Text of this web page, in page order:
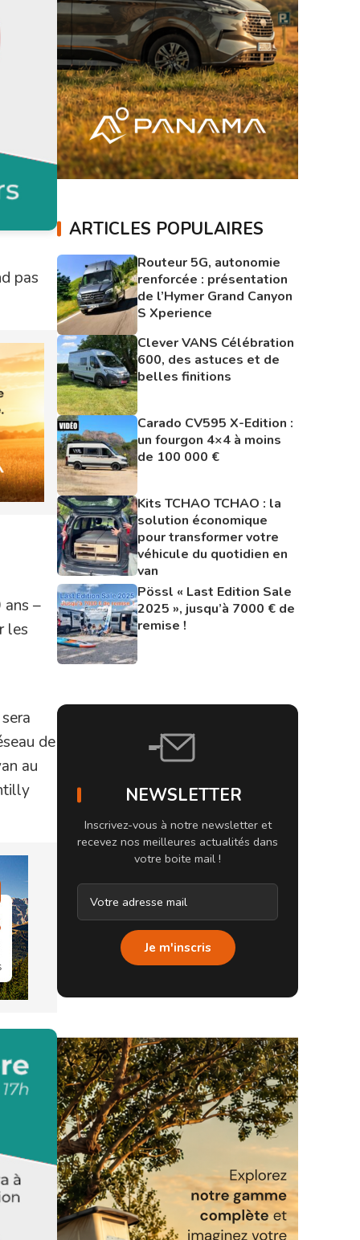
pas
ans –
les
de
au
ARTICLES POPULAIRES
Routeur 5G, autonomie
renforcée : présentation
de l’Hymer Grand Canyon
S Xperience
Clever VANS Célébration
600, des astuces et de
belles finitions
Carado CV595 X-Edition :
un fourgon 4×4 à moins
de 100 000 €
Kits TCHAO TCHAO : la
solution économique
pour transformer votre
véhicule du quotidien en
van
Pössl « Last Edition Sale
2025 », jusqu’à 7000 € de
remise !
NEWSLETTER
Inscrivez-vous à notre newsletter et
recevez nos meilleures actualités dans
votre boite mail !
Je m'inscris